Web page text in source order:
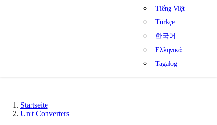
Tiếng Việt
Türkçe
한국어
Ελληνικά
Tagalog
Startseite
Unit Converters